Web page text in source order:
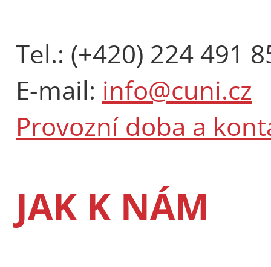
Tel.: (+420) 224 491
E-mail: info@cuni.cz
Provozní doba a
JAK K NÁM